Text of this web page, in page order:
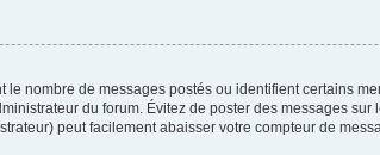
le nombre de messages postés ou identifient certains
du forum. Évitez de poster des messages
peut facilement abaisser votre compteur de